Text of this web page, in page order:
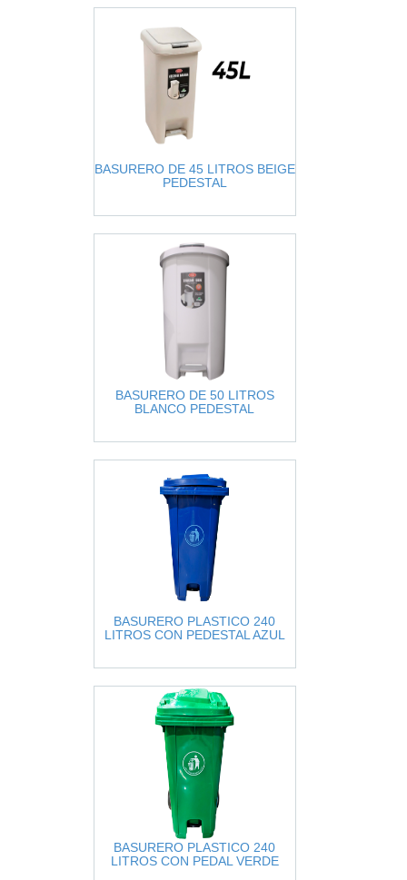
BASURERO DE 45 LITROS BEIGE
PEDESTAL
BASURERO DE 50 LITROS
BLANCO PEDESTAL
BASURERO PLASTICO 240
LITROS CON PEDESTAL AZUL
BASURERO PLASTICO 240
LITROS CON PEDAL VERDE